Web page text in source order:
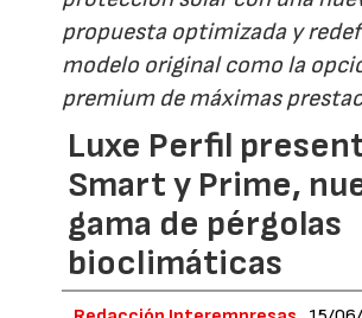
propuesta optimizada y
modelo original como la
premium de máximas
Luxe Perfil
Smart y Prime,
gama de pérgolas
bioclimáticas